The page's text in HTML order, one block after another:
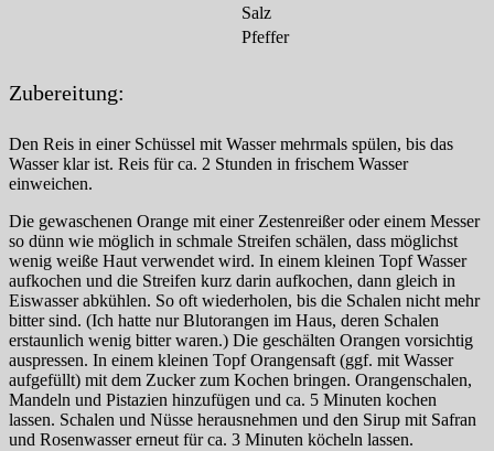
Salz
Pfeffer
Zubereitung:
Den Reis in einer Schüssel mit Wasser mehrmals spülen, bis das
Wasser klar ist. Reis für ca. 2 Stunden in frischem Wasser
einweichen.
Die gewaschenen Orange mit einer Zestenreißer oder einem Messer
so dünn wie möglich in schmale Streifen schälen, dass möglichst
wenig weiße Haut verwendet wird. In einem kleinen Topf Wasser
aufkochen und die Streifen kurz darin aufkochen, dann gleich in
Eiswasser abkühlen. So oft wiederholen, bis die Schalen nicht mehr
bitter sind. (Ich hatte nur Blutorangen im Haus, deren Schalen
erstaunlich wenig bitter waren.) Die geschälten Orangen vorsichtig
auspressen. In einem kleinen Topf Orangensaft (ggf. mit Wasser
aufgefüllt) mit dem Zucker zum Kochen bringen. Orangenschalen,
Mandeln und Pistazien hinzufügen und ca. 5 Minuten kochen
lassen. Schalen und Nüsse herausnehmen und den Sirup mit Safran
und Rosenwasser erneut für ca. 3 Minuten köcheln lassen.